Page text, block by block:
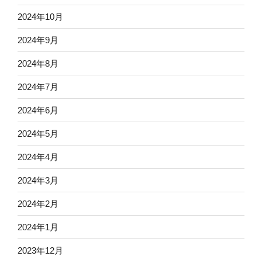
2024年10月
2024年9月
2024年8月
2024年7月
2024年6月
2024年5月
2024年4月
2024年3月
2024年2月
2024年1月
2023年12月